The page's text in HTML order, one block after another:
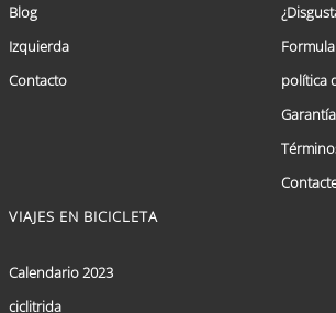
Blog
Izquierda
Contacto
política
VIAJES EN BICICLETA
Calendario 2023
ciclitrida